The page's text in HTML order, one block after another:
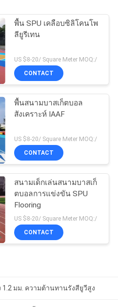
พื้น SPU เคลือบซิลิโคนโพ
ลียูรีเทน
US $8-20/ Square Meter MOQ:/
CONTACT
พื้นสนามบาสเก็ตบอล
สังเคราะห์ IAAF
US $8-20/ Square Meter MOQ:/
CONTACT
สนามเด็กเล่นสนามบาสเก็
ตบอลการแข่งขัน SPU
Flooring
US $8-20/ Square Meter MOQ:/
CONTACT
มม. ความต้านทานรังสียูวีสูง